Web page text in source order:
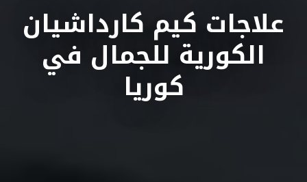
علاجات كيم كارداشيان
الكورية للجمال في
كوريا